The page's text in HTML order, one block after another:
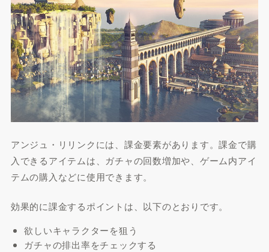
アンジュ・リリンクには、課金要素があります。課金で購
入できるアイテムは、ガチャの回数増加や、ゲーム内アイ
テムの購入などに使用できます。
効果的に課金するポイントは、以下のとおりです。
欲しいキャラクターを狙う
ガチャの排出率をチェックする